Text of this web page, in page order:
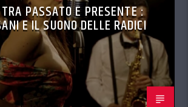
PASSATO E PRESENTE :
E IL SUONO DELLE RADICI